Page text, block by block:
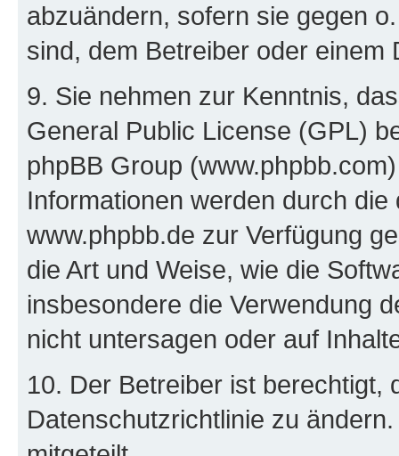
abzuändern, sofern sie gegen
sind, dem Betreiber oder einem
9. Sie nehmen zur Kenntnis,
General Public License (GPL)
phpBB Group
Informationen werden durch
www.phpbb.de zur Verfügung
die Art und Weise, wie die
insbesondere die Verwendung
nicht untersagen oder auf
10. Der Betreiber ist berechtigt,
Datenschutzrichtlinie zu